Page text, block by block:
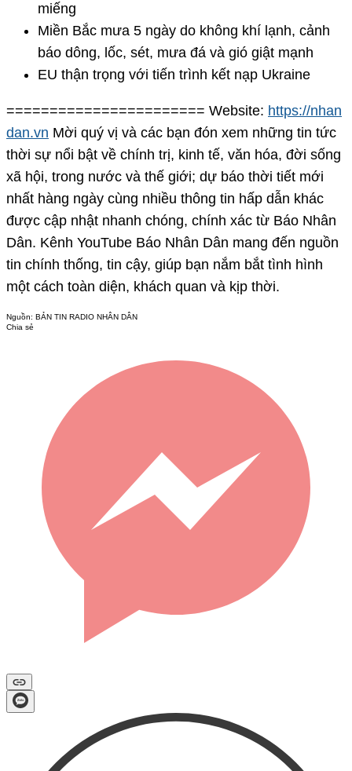
miếng
Miền Bắc mưa 5 ngày do không khí lạnh, cảnh
báo dông, lốc, sét, mưa đá và gió giật mạnh
EU thận trọng với tiến trình kết nạp Ukraine
======================= Website: https://nhan
dan.vn Mời quý vị và các bạn đón xem những tin tức
thời sự nổi bật về chính trị, kinh tế, văn hóa, đời sống
xã hội, trong nước và thế giới; dự báo thời tiết mới
nhất hàng ngày cùng nhiều thông tin hấp dẫn khác
được cập nhật nhanh chóng, chính xác từ Báo Nhân
Dân. Kênh YouTube Báo Nhân Dân mang đến nguồn
tin chính thống, tin cậy, giúp bạn nắm bắt tình hình
một cách toàn diện, khách quan và kịp thời.
Nguồn: BẢN TIN RADIO NHÂN DÂN
Chia sẻ